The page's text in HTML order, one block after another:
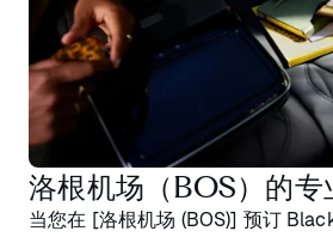
洛根机场（BOS）的专
当您在 [洛根机场 (BOS)] 预订